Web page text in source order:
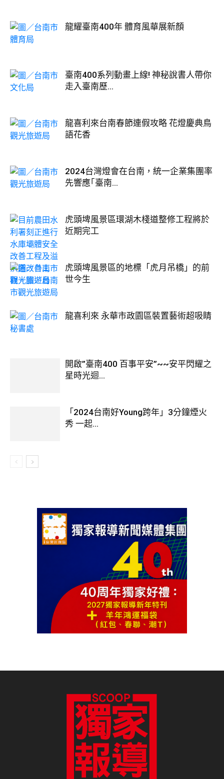
龍耀臺南400年 體育風華展新顏
臺南400系列動畫上線! 神秘說書人帶你
走入臺南歷...
龍喜利來台南春節連假攻略 花燈慶典鳥
語花香
2024台灣燈會在台南，統一企業集團率
先響應｢臺南...
虎頭埤風景區環湖木棧道整修工程將於
近期完工
虎頭埤風景區的地標「虎月吊橋」的前
世今生
龍喜利來 永華市政園區裝置藝術超吸睛
開啟”臺南400 百事平安”~~安平閃耀之
星時光迴...
「2024台南好Young跨年」3分鐘煙火
秀 一起...